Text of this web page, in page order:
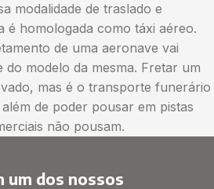
modalidade de traslado e
é homologada como táxi aéreo.
de uma aeronave vai
do modelo da mesma. Fretar um
mas é o transporte funerário
de poder pousar em pistas
não pousam.
um dos nossos